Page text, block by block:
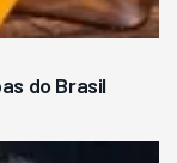
do Brasil